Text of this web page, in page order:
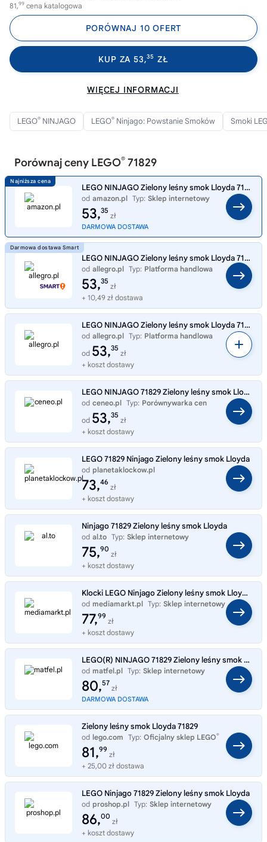
81,99 cena katalogowa
PORÓWNAJ 10 OFERT
KUP ZA 53,35 ZŁ
WIĘCEJ INFORMACJI
LEGO® NINJAGO LEGO® Ninjago: Powstanie Smoków Smoki
Porównaj ceny LEGO® 71829
LEGO NINJAGO Zielony leśny smok Lloyda 71829 | smok ninja, zabawka akcji, prezent dla chłopca i dziewczynki 6+, przygoda
od amazon.pl Typ: Sklep internetowy
53,35
zł
DARMOWA DOSTAWA
LEGO NINJAGO Zielony leśny smok Lloyda 71829
od allegro.pl Typ: Platforma handlowa
53,35
zł
+ 10,49 zł dostawa
LEGO NINJAGO Zielony leśny smok Lloyda 71829
od allegro.pl Typ: Platforma handlowa
od 53,35
zł
+ koszt dostawy
LEGO NINJAGO 71829 Zielony leśny smok Lloyda
od ceneo.pl Typ: Porównywarka cen
od 53,35
zł
+ koszt dostawy
LEGO 71829 Ninjago Zielony leśny smok Lloyda
od planetaklockow.pl
Typ:
Sklep internetowy
73,46
zł
+ koszt dostawy
Ninjago 71829 Zielony leśny smok Lloyda
od al.to Typ: Sklep internetowy
75,90
zł
+ koszt dostawy
Klocki LEGO Ninjago Zielony leśny smok Lloyda (71829) Wielokolorowy
od mediamarkt.pl Typ: Sklep internetowy
77,99
zł
+ koszt dostawy
LEGO(R) NINJAGO 71829 Zielony leśny smok Lloyda
od matfel.pl Typ: Sklep internetowy
80,57
zł
DARMOWA DOSTAWA
Zielony leśny smok Lloyda 71829
od lego.com Typ: Oficjalny sklep LEGO®
81,99
zł
+ 25,00 zł dostawa
LEGO Ninjago 71829 Zielony leśny smok Lloyda
od proshop.pl Typ: Sklep internetowy
86,00
zł
+ koszt dostawy